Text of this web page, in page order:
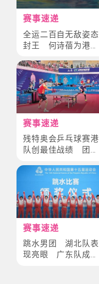
赛事速递
全运二百自无敌姿态
封王 何诗蓓为港队
赛事速递
残特奥会乒乓球赛港
队创最佳战绩 团体
赞赏
赛事速递
跳水男团 湖北队表
现亮眼 广东队成功